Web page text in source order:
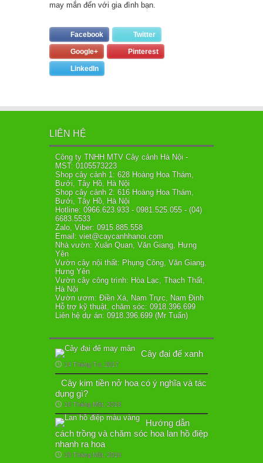
may mắn đến với gia đình bạn.
Facebook Twitter
Google+ Pinterest
LinkedIn
LIÊN HỆ
Công ty TNHH MTV Cây cảnh Hà Nội -
MST: 0105573223
Shop cây cảnh 1: 628 Hoàng Hoa Thám,
Bưởi, Tây Hồ, Hà Nội
Shop cây cảnh 2: 616 Hoàng Hoa Thám,
Bưởi, Tây Hồ, Hà Nội
Hotline: 0966.623.933 - 0981.525.055 - (04)
6683.5533
Zalo, Viber: 0915.885.558
Email: viet@caycanhhanoi.com
Nhà vườn: Xuân Quan, Văn Giang, Hưng
Yên
Vườn cây nội thất: Phụng Công, Văn Giang,
Hưng Yên
Vườn cây công trình: Hòa Lạc, Thạch Thất,
Hà Nội
Vườn ươm: Điền Xá, Nam Trực, Nam Định
Hỗ trợ kỹ thuật, chăm sóc: 0918.396.699
Liên hệ dự án: 0918.396.699 (Mr Tuấn)
Cây đại đế xanh
14 Tháng Tư, 2017
Cây kim tiền nở hoa có ý nghĩa và tác
dụng gì?
16 Tháng Một, 2018
Hướng dẫn
cách trồng và chăm sóc hoa lan hồ điệp
nhanh ra hoa
19 Tháng Một, 2018